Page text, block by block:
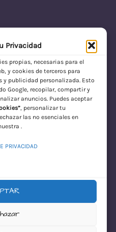
Privacidad
propias, necesarias para el
y cookies de terceros para
publicidad personalizada. Esto
Google, recopilar, compartir y
anuncios. Puedes aceptar
, personalizar tu
las no esenciales en
.
PRIVACIDAD
Online con Envío
este